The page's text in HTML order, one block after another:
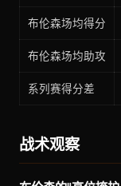
布伦森场均得分
布伦森场均助攻
系列赛得分差
战术观察